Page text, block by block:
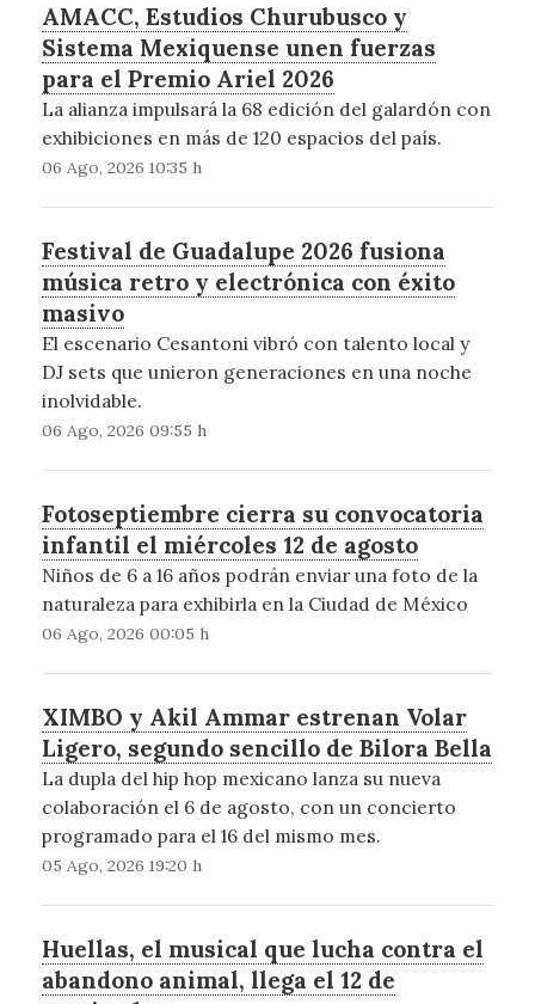
AMACC, Estudios Churubusco y
Sistema Mexiquense unen fuerzas
para el Premio Ariel 2026
La alianza impulsará la 68 edición del galardón con
exhibiciones en más de 120 espacios del país.
06 Ago, 2026 10:35 h
Festival de Guadalupe 2026 fusiona
música retro y electrónica con éxito
masivo
El escenario Cesantoni vibró con talento local y
DJ sets que unieron generaciones en una noche
inolvidable.
06 Ago, 2026 09:55 h
Fotoseptiembre cierra su convocatoria
infantil el miércoles 12 de agosto
Niños de 6 a 16 años podrán enviar una foto de la
naturaleza para exhibirla en la Ciudad de México
06 Ago, 2026 00:05 h
XIMBO y Akil Ammar estrenan Volar
Ligero, segundo sencillo de Bilora Bella
La dupla del hip hop mexicano lanza su nueva
colaboración el 6 de agosto, con un concierto
programado para el 16 del mismo mes.
05 Ago, 2026 19:20 h
Huellas, el musical que lucha contra el
abandono animal, llega el 12 de